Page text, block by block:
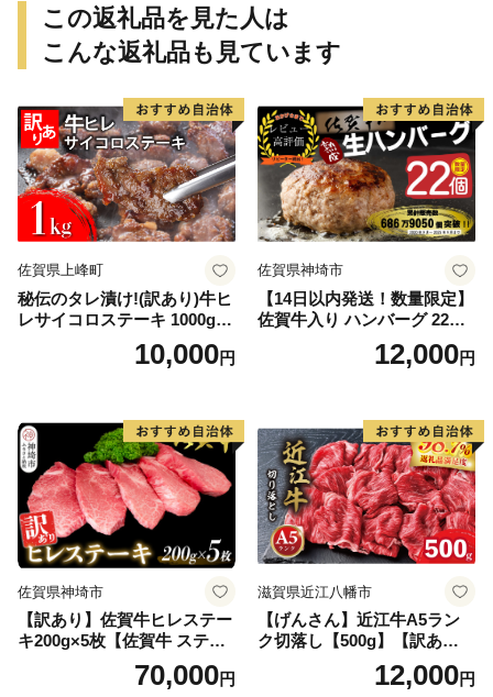
この返礼品を見た人は
こんな返礼品も見ています
佐賀県上峰町
秘伝のタレ漬け!(訳あり)牛ヒ
レサイコロステーキ 1000g
10,000円
佐賀県神埼市
【14日以内発送！数量限定】
佐賀牛入り ハンバーグ 22個
2.6kg(120g×22個)【佐賀牛
黒毛和牛 ブランド牛 九州 ハ
気】(H083106)
12,000円
佐賀県神埼市
【訳あり】佐賀牛ヒレステー
キ200g×5枚【佐賀牛 ステー
キ ブランド肉 ヒレ肉 フィレ
肉 ジューシー ヘルシー】(H0
70,000円
滋賀県近江八幡市
【げんさん】近江牛A5ラン
ク切落し【500g】【訳あり】
12,000円